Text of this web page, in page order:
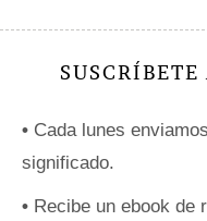
• Cada lunes
significado.
• Recibe un ebook de